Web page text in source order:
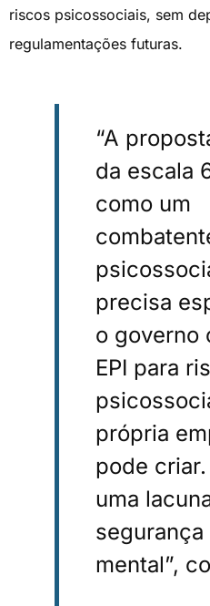
riscos psicossociais, sem
regulamentações futuras.
“A
da escala
como um
precisa
o governo
EPI para
própria
pode
uma
segurança
mental”,